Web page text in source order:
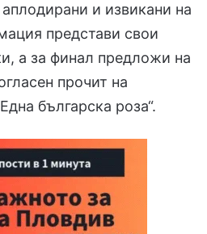
и извикани на
представи свои
а за финал предложи на
прочит на
българска роза“.